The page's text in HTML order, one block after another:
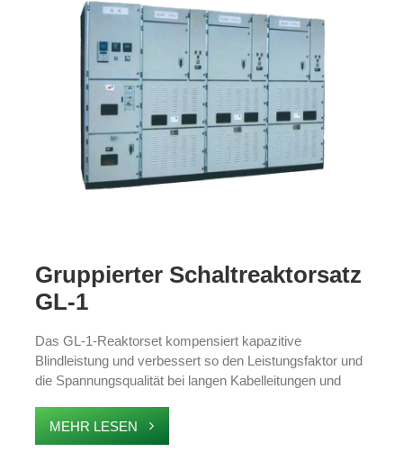
Gruppierter Schaltreaktorsatz
GL-1
Das GL-1-Reaktorset kompensiert kapazitive
Blindleistung und verbessert so den Leistungsfaktor und
die Spannungsqualität bei langen Kabelleitungen und
Spannungsverzerrungen, Verschlechterung des
MEHR LESEN